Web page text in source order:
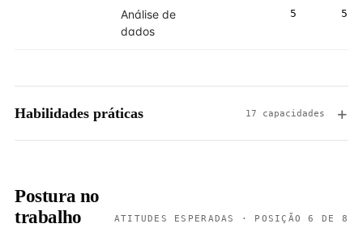
Análise de
dados
5 5
Habilidades práticas 17 capacidades
Postura no
trabalho
ATITUDES ESPERADAS · POSIÇÃO 6 DE 8